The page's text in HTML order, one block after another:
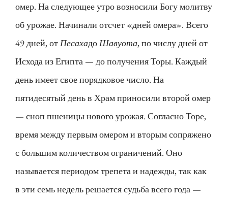
омер. На следующее утро возносили Богу молитву
об урожае. Начинали отсчет «дней омера». Всего
49 дней, отПесахадоШавуота, по числу дней от
Исхода из Египта — до получения Торы. Каждый
день имеет свое порядковое число. На
пятидесятый день в Храм приносили второй омер
— сноп пшеницы нового урожая. Согласно Торе,
время между первым омером и вторым сопряжено
с большим количеством ограничений. Оно
называется периодом трепета и надежды, так как
в эти семь недель решается судьба всего года —